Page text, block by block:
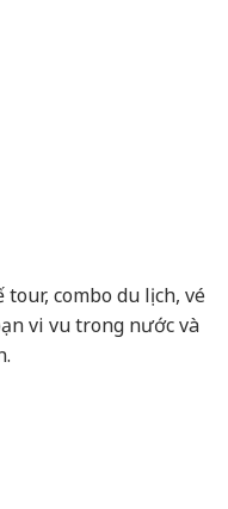
combo du lịch, vé
vi vu trong nước và